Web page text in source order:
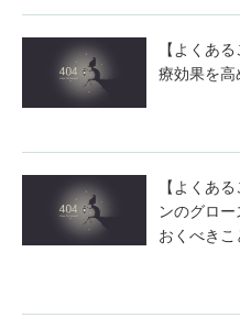
【よくあ
療効果を高
【よくあ
ンのグロ
おくべきこ